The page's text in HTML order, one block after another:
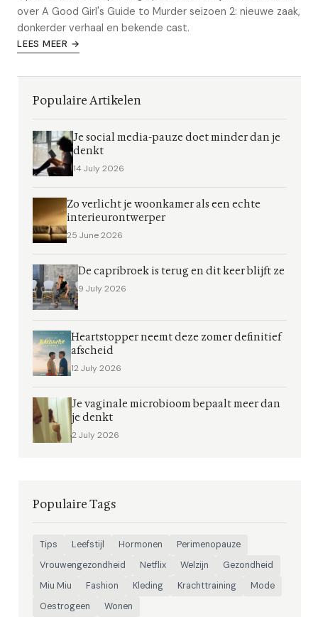
over A Good Girl's Guide to Murder seizoen 2: nieuwe zaak,
donkerder verhaal en bekende cast.
LEES MEER →
Populaire Artikelen
Je social media-pauze doet minder dan je
denkt
14 July 2026
Zo verlicht je woonkamer als een echte
interieurontwerper
25 June 2026
De capribroek is terug en dit keer blijft ze
9 July 2026
Heartstopper neemt deze zomer definitief
afscheid
12 July 2026
Je vaginale microbioom bepaalt meer dan
je denkt
2 July 2026
Populaire Tags
Tips Leefstijl Hormonen
Perimenopauze
Vrouwengezondheid
Netflix Welzijn
Gezondheid
Miu Miu
Fashion Kleding Krachttraining
Mode
Oestrogeen
Wonen